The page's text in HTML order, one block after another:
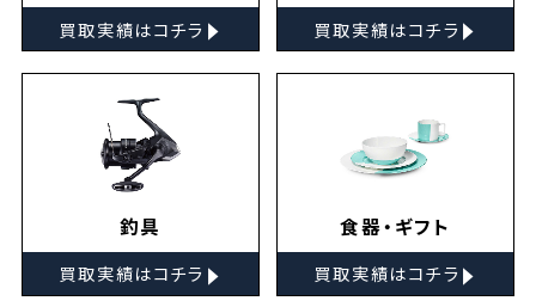
買取実績はコチラ ▸ 買取実績はコチラ ▸
釣具
買取実績はコチラ ▸
食器・ギフト
買取実績はコチラ ▸